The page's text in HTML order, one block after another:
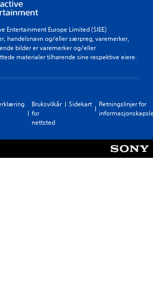
Entertainment Europe Limited (SIEE)
handelsnavn og/eller særpreg, varemerker,
bilder er varemerker og/eller
materialer tilhørende sine respektive eiere.
Bruksvilkår
for
nettsted
Sidekart
Retningslinjer for